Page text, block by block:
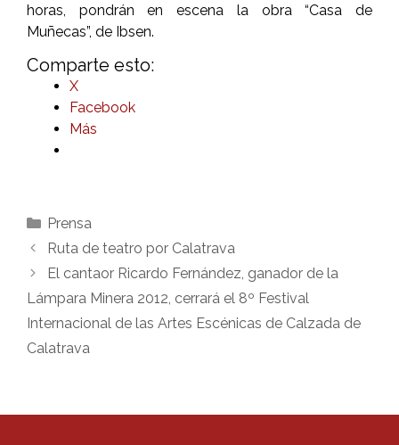
horas, pondrán en escena la obra “Casa de
Muñecas”, de Ibsen.
Comparte esto:
X
Facebook
Más
Categorías
Prensa
Ruta de teatro por Calatrava
El cantaor Ricardo Fernández, ganador de la
Lámpara Minera 2012, cerrará el 8º Festival
Internacional de las Artes Escénicas de Calzada de
Calatrava